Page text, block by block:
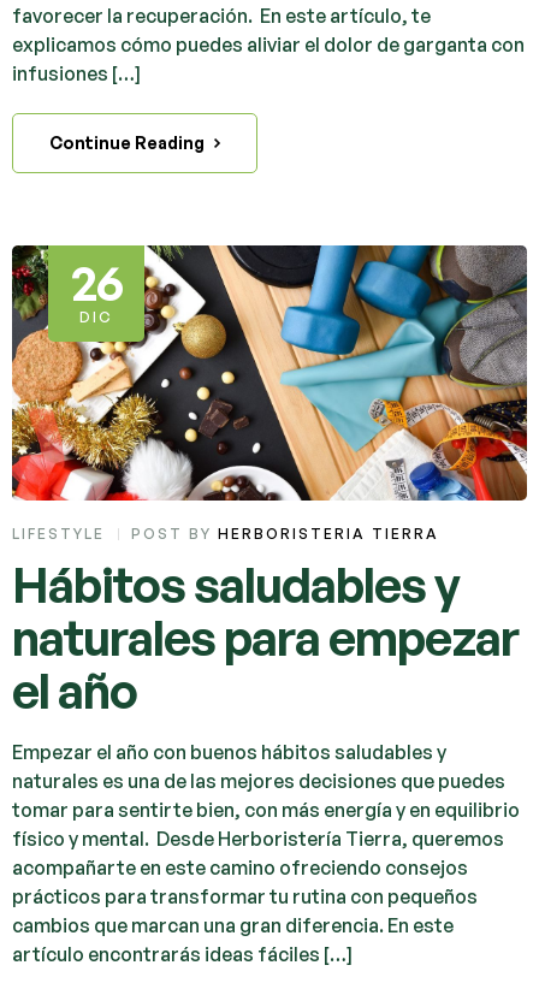
favorecer la recuperación. En este artículo, te
explicamos cómo puedes aliviar el dolor de garganta con
infusiones […]
Continue Reading
26
DIC
LIFESTYLE POST BY HERBORISTERIA TIERRA
Hábitos saludables y
naturales para empezar
el año
Empezar el año con buenos hábitos saludables y
naturales es una de las mejores decisiones que puedes
tomar para sentirte bien, con más energía y en equilibrio
físico y mental. Desde Herboristería Tierra, queremos
acompañarte en este camino ofreciendo consejos
prácticos para transformar tu rutina con pequeños
cambios que marcan una gran diferencia. En este
artículo encontrarás ideas fáciles […]